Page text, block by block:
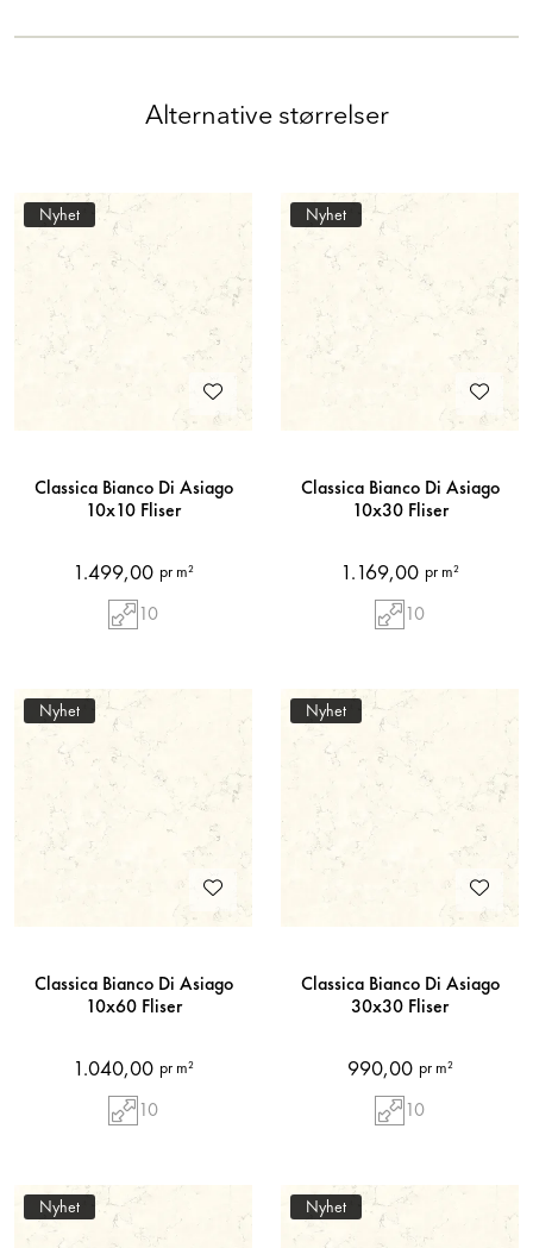
Alternative størrelser
Nyhet
Classica Bianco Di Asiago
10x10 Fliser
1.499,00 pr m²
10
Nyhet
Classica Bianco Di Asiago
10x30 Fliser
1.169,00 pr m²
10
Nyhet
Classica Bianco Di Asiago
10x60 Fliser
1.040,00 pr m²
10
Nyhet
Classica Bianco Di Asiago
30x30 Fliser
990,00 pr m²
10
Nyhet Nyhet